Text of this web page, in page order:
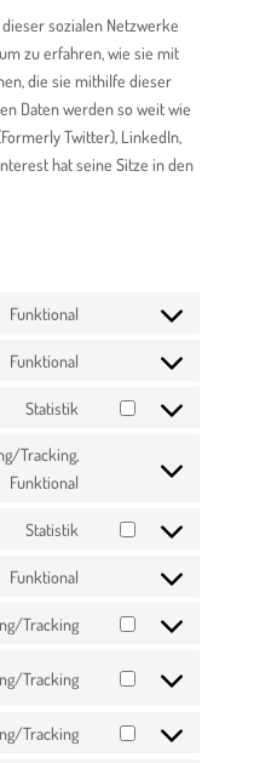
sozialen Netzwerke
zu erfahren, wie sie mit
die sie mithilfe dieser
Daten werden so weit wie
Twitter), LinkedIn,
hat seine Sitze in den
Funktional
woocommerce
Funktional
Statistik
Consent
analytics
Tracking,
Funktional
service
Statistik
Consent
automattic
Funktional
divi-
themes)
Tracking
Consent
service
fonts
Tracking
Consent
service
Tracking
Consent